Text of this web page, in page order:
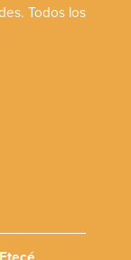
Todos los